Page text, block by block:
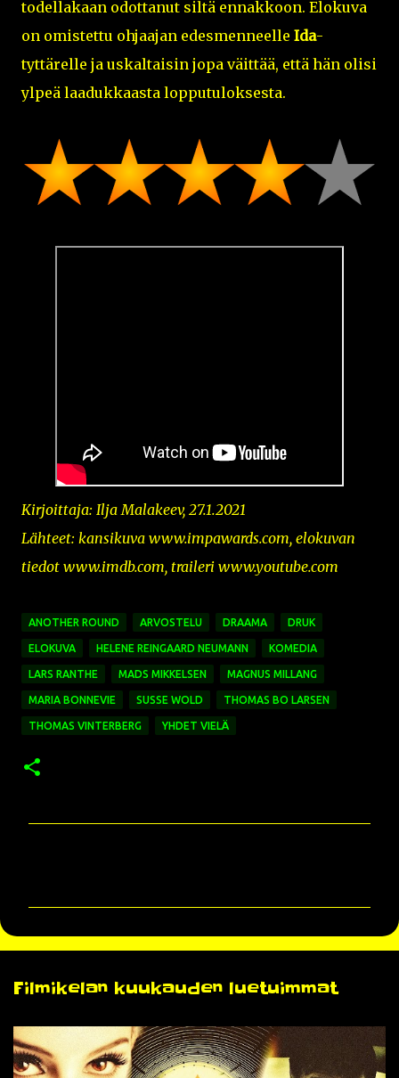
todellakaan odottanut siltä ennakkoon. Elokuva
on omistettu ohjaajan edesmenneelle Ida-
tyttärelle ja uskaltaisin jopa väittää, että hän olisi
ylpeä laadukkaasta lopputuloksesta.
Kirjoittaja: Ilja Malakeev, 27.1.2021
Lähteet: kansikuva www.impawards.com, elokuvan
tiedot www.imdb.com, traileri www.youtube.com
ANOTHER ROUND ARVOSTELU DRAAMA DRUK
ELOKUVA HELENE REINGAARD NEUMANN KOMEDIA
LARS RANTHE MADS MIKKELSEN MAGNUS MILLANG
MARIA BONNEVIE SUSSE WOLD THOMAS BO LARSEN
THOMAS VINTERBERG YHDET VIELÄ
e
i
t
Filmikelan kuukauden luetuimmat